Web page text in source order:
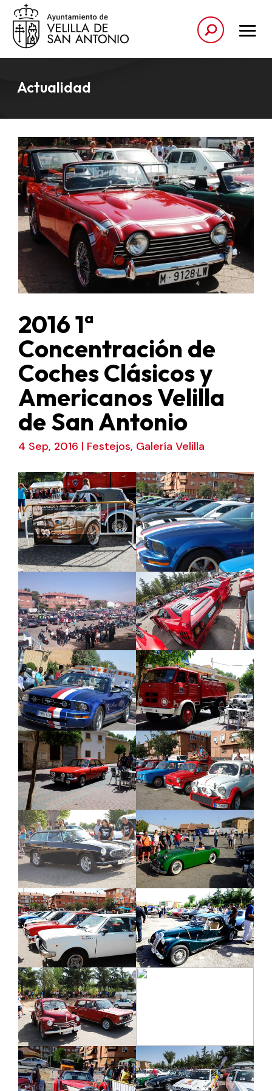
Actualidad
2016 1ª
Concentración de
Coches Clásicos y
Americanos Velilla
de San Antonio
4 Sep, 2016 | Festejos, Galería Velilla